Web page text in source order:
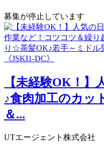
募集が停止しています
【未経験OK！】
♪食肉加工のカッ
＆...
UTエージェント株式会社